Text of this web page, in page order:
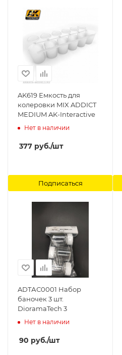
AK619 Емкость для
колеровки MIX ADDICT
MEDIUM AK-Interactive
Нет в наличии
377 руб./шт
Подписаться
ADTАС0001 Набор
баночек 3 шт.
DioramaTech 3
Нет в наличии
90 руб./шт